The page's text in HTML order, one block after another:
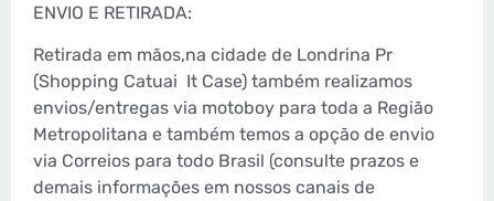
ENVIO E RETIRADA:
Retirada em mãos,na cidade de Londrina Pr
(Shopping Catuai It Case) também realizamos
envios/entregas via motoboy para toda a Região
Metropolitana e também temos a opção de envio
via Correios para todo Brasil (consulte prazos e
demais informações em nossos canais de